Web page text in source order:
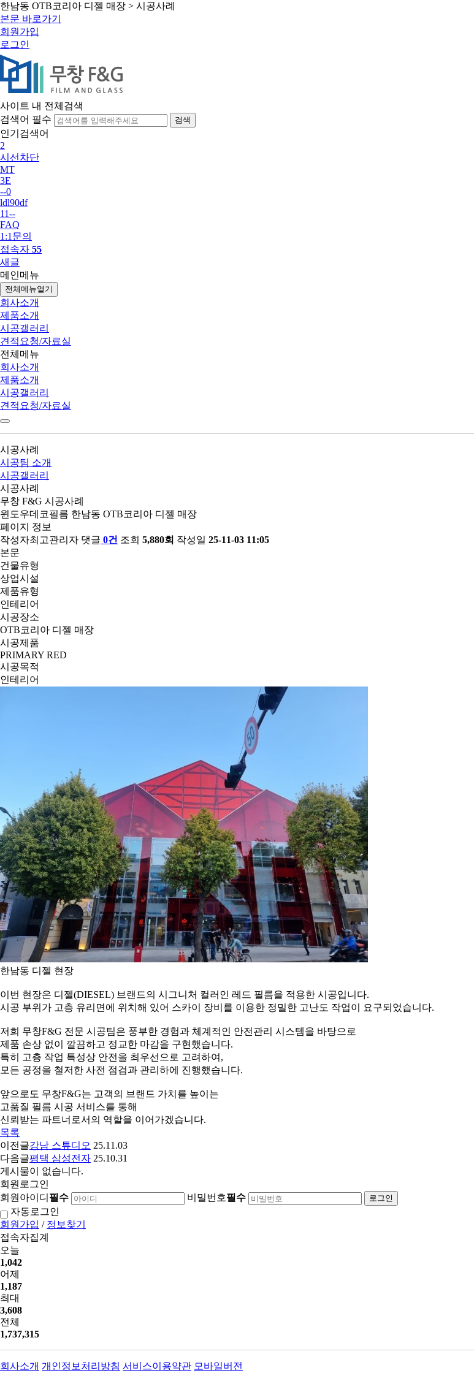
한남동 OTB코리아 디젤 매장 > 시공사례
본문 바로가기
회원가입
로그인
사이트 내 전체검색
검색어 필수
검색
인기검색어
2
시선차단
MT
3E
--0
ldl90df
11--
FAQ
1:1문의
접속자 55
새글
메인메뉴
전체메뉴열기
회사소개
제품소개
시공갤러리
견적요청/자료실
전체메뉴
회사소개
제품소개
시공갤러리
견적요청/자료실
시공사례
시공팀 소개
시공갤러리
시공사례
무창 F&G 시공사례
윈도우데코필름 한남동 OTB코리아 디젤 매장
페이지 정보
작성자최고관리자 댓글 0건 조회 5,880회 작성일 25-11-03 11:05
본문
건물유형
상업시설
제품유형
인테리어
시공장소
OTB코리아 디젤 매장
시공제품
PRIMARY RED
시공목적
인테리어
한남동 디젤 현장
이번 현장은 디젤(DIESEL) 브랜드의 시그니처 컬러인 레드 필름을 적용한 시공입니다.
시공 부위가 고층 유리면에 위치해 있어 스카이 장비를 이용한 정밀한 고난도 작업이 요구되었습니다.
저희 무창F&G 전문 시공팀은 풍부한 경험과 체계적인 안전관리 시스템을 바탕으로
제품 손상 없이 깔끔하고 정교한 마감을 구현했습니다.
특히 고층 작업 특성상 안전을 최우선으로 고려하여,
모든 공정을 철저한 사전 점검과 관리하에 진행했습니다.
앞으로도 무창F&G는 고객의 브랜드 가치를 높이는
고품질 필름 시공 서비스를 통해
신뢰받는 파트너로서의 역할을 이어가겠습니다.
목록
이전글강남 스튜디오 25.11.03
다음글평택 삼성전자 25.10.31
게시물이 없습니다.
회원로그인
회원아이디 필수 비밀번호필수
자동로그인
회원가입 / 정보찾기
접속자집계
오늘
1,042
어제
1,187
최대
3,608
전체
1,737,315
회사소개 개인정보처리방침 서비스이용약관 모바일버전